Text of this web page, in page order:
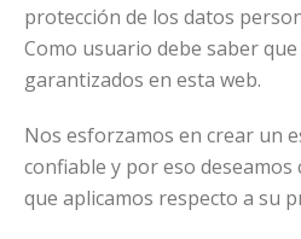
protección de los datos
Como usuario debe saber
garantizados en esta web.
Nos esforzamos en crear un
confiable y por eso
que aplicamos respecto a su